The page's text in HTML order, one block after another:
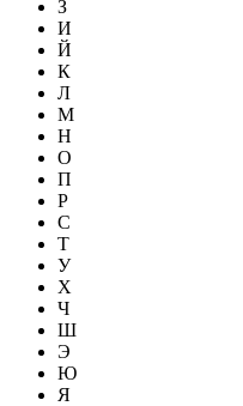
З
И
Й
К
Л
М
Н
О
П
Р
С
Т
У
Х
Ч
Ш
Э
Ю
Я